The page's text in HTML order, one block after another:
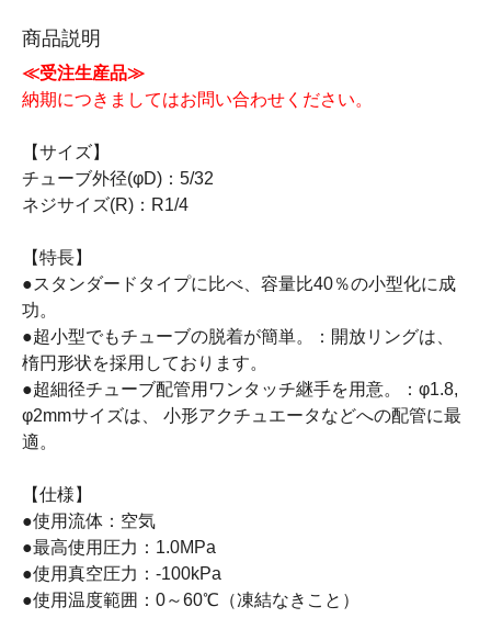
商品説明
≪受注生産品≫
納期につきましてはお問い合わせください。
【サイズ】
チューブ外径(φD)：5/32
ネジサイズ(R)：R1/4
【特長】
●スタンダードタイプに比べ、容量比40％の小型化に成
功。
●超小型でもチューブの脱着が簡単。：開放リングは、
楕円形状を採用しております。
●超細径チューブ配管用ワンタッチ継手を用意。：φ1.8,
φ2mmサイズは、 小形アクチュエータなどへの配管に最
適。
【仕様】
●使用流体：空気
●最高使用圧力：1.0MPa
●使用真空圧力：-100kPa
●使用温度範囲：0～60℃（凍結なきこと）